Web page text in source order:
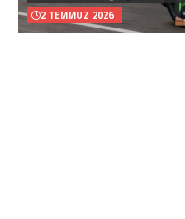
2 TEMMUZ 2026